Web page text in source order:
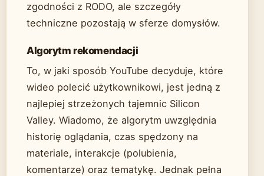
zgodności z RODO, ale szczegóły
techniczne pozostają w sferze domysłów.
Algorytm rekomendacji
To, w jaki sposób YouTube decyduje, które
wideo polecić użytkownikowi, jest jedną z
najlepiej strzeżonych tajemnic Silicon
Valley. Wiadomo, że algorytm uwzględnia
historię oglądania, czas spędzony na
materiale, interakcje (polubienia,
komentarze) oraz tematykę. Jednak pełna